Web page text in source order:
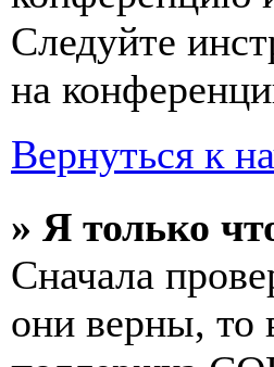
Следуйте
на
Вернуться к
» Я только
Сначала
они верны, то